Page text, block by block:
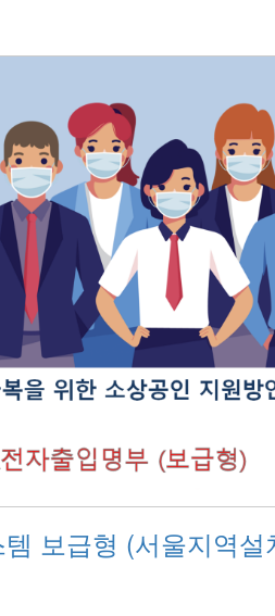
보급형 (서울지역설